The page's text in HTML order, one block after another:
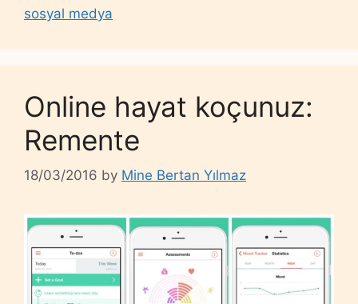
sosyal medya
Online hayat koçunuz:
Remente
18/03/2016 by Mine Bertan Yılmaz